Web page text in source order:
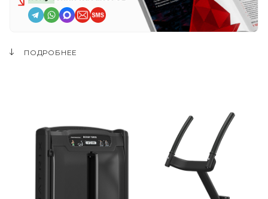
ПОДРОБНЕЕ